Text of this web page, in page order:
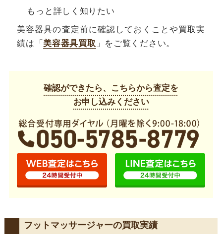
もっと詳しく知りたい
美容器具の査定前に確認しておくことや買取実
績は「 美容器具買取 」をご覧ください。
確認ができたら、こちらから査定を
お申し込みください
フットマッサージャーの買取実績